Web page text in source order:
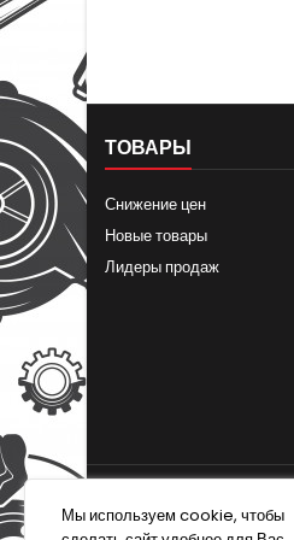
ТОВАРЫ
Снижение цен
Новые товары
Лидеры продаж
Мы используем cookie, чтобы